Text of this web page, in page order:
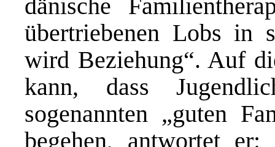
dänische
übertriebenen Lobs in
wird Beziehung“. Auf
kann, dass
sogenannten „guten
begehen, antwortet